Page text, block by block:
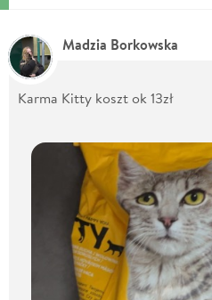
Madzia Borkowska
Karma Kitty koszt ok 13zł